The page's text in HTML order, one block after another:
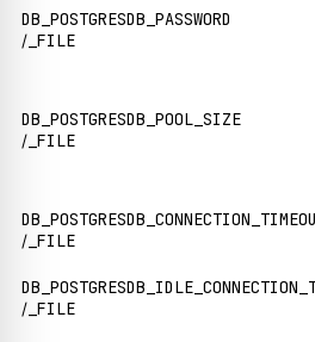
DB_POSTGRESDB_PASSWORD
/ _FILE
DB_POSTGRESDB_POOL_SIZE
/ _FILE
/ _FILE
/ _FILE